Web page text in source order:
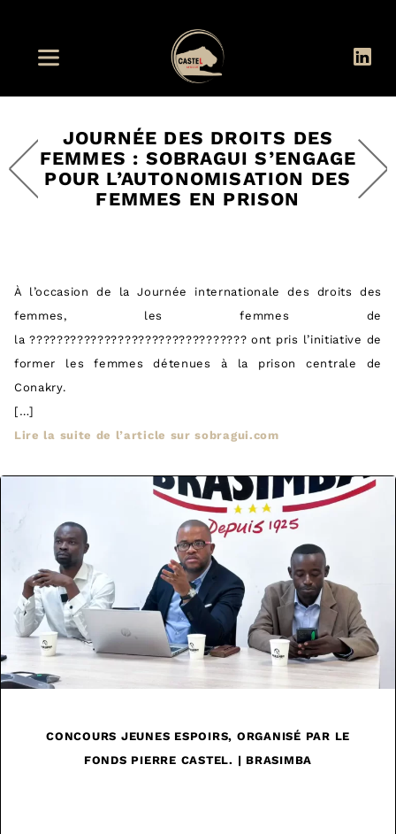
JOURNÉE DES DROITS DES
FEMMES : SOBRAGUI S’ENGAGE
POUR L’AUTONOMISATION DES
FEMMES EN PRISON
À l’occasion de la Journée internationale des droits des
femmes, les femmes de
la ???????????????????????????????? ont pris l’initiative de
former les femmes détenues à la prison centrale de
Conakry.
[…]
Lire la suite de l’article sur sobragui.com
CONCOURS JEUNES ESPOIRS, ORGANISÉ PAR LE
FONDS PIERRE CASTEL. | BRASIMBA